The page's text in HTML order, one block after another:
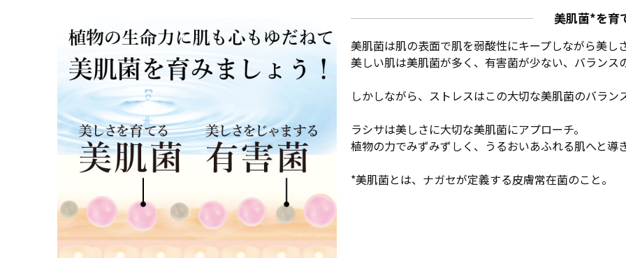
美肌菌*を育
美肌菌は肌の表面で肌を弱酸性にキープしながら美し
美しい肌は美肌菌が多く、有害菌が少ない、バランス
しかしながら、ストレスはこの大切な美肌菌のバラン
ラシサは美しさに大切な美肌菌にアプローチ。
植物の力でみずみずしく、うるおいあふれる肌へと導き
*美肌菌とは、ナガセが定義する皮膚常在菌のこと。